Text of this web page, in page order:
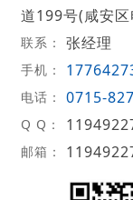
道199号(咸安
联系： 张经理
手机：
电话： 0715-
Q Q：
邮箱：